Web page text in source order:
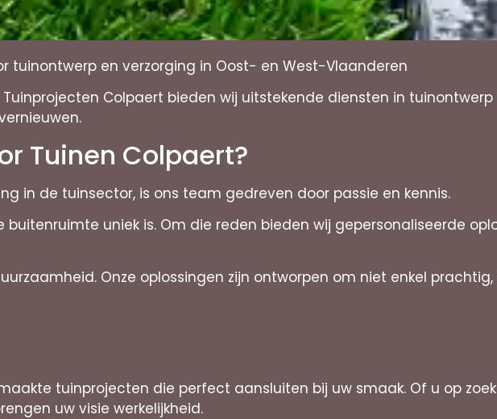
tuinontwerp en verzorging in Oost- en West-Vlaanderen
Colpaert bieden wij uitstekende diensten in
Tuinen Colpaert?
in de tuinsector, is ons team gedreven door passie en kennis.
buitenruimte uniek is. Om die reden bieden wij gepersonaliseerde
Onze oplossingen zijn ontworpen om niet enkel
tuinprojecten die perfect aansluiten bij uw smaak. Of u op
uw visie werkelijkheid.